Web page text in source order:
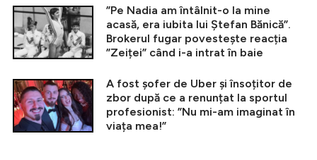
”Pe Nadia am întâlnit-o la mine
acasă, era iubita lui Ștefan Bănică”.
Brokerul fugar povestește reacția
”Zeiței” când i-a intrat în baie
A fost șofer de Uber și însoțitor de
zbor după ce a renunțat la sportul
profesionist: ”Nu mi-am imaginat în
viața mea!”